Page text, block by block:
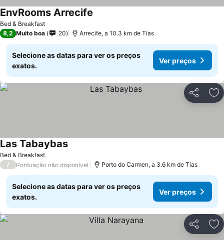
Bed & Breakfast
EnvRooms Arrecife
8,2 Muito boa 20 Arrecife, a 10.3 km de Tías
Selecione as datas para ver os preços
exatos.
Ver preços
Partilhar
Bed & Breakfast
Las TabaybasVer preços
/ Pontuação não disponível Porto do Carmen, a 3.6 km de Tías
Selecione as datas para ver os preços
exatos.
Ver preços
Partilhar